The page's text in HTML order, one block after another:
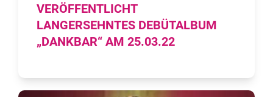
VERÖFFENTLICHT
LANGERSEHNTES DEBÜTALBUM
„DANKBAR“ AM 25.03.22